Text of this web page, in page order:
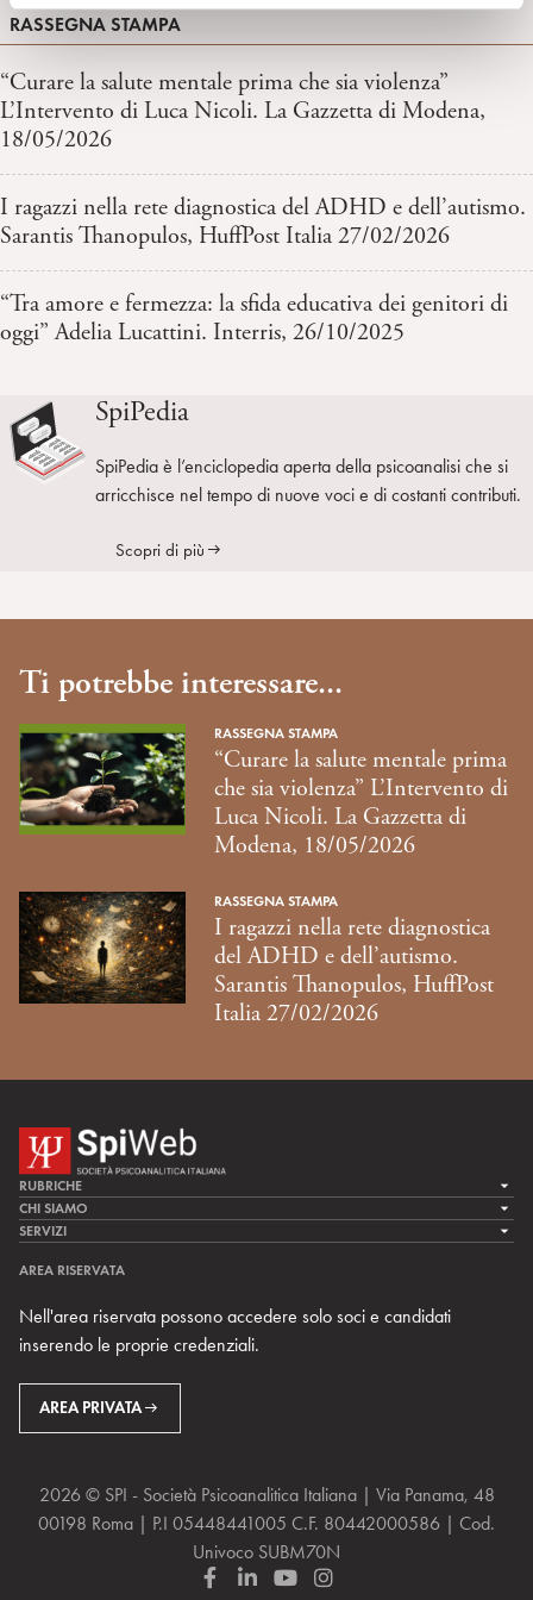
RASSEGNA STAMPA
“Curare la salute mentale prima che sia violenza”
L’Intervento di Luca Nicoli. La Gazzetta di Modena,
18/05/2026
I ragazzi nella rete diagnostica del ADHD e dell’autismo.
Sarantis Thanopulos, HuffPost Italia 27/02/2026
“Tra amore e fermezza: la sfida educativa dei genitori di
oggi” Adelia Lucattini. Interris, 26/10/2025
SpiPedia
SpiPedia è l’enciclopedia aperta della psicoanalisi che si
arricchisce nel tempo di nuove voci e di costanti contributi.
Scopri di più
Ti potrebbe interessare...
RASSEGNA STAMPA
“Curare la salute mentale prima
che sia violenza” L’Intervento di
Luca Nicoli. La Gazzetta di
Modena, 18/05/2026
RASSEGNA STAMPA
I ragazzi nella rete diagnostica
del ADHD e dell’autismo.
Sarantis Thanopulos, HuffPost
Italia 27/02/2026
RUBRICHE
LA CURA
LA RICERCA
MULTIMEDIA
CHI SIAMO
LA SPI
TEAM DI SPIWEB
CONTATTI
RIVISTE
SERVIZI
ARCHIVIO STORICO
AREA RISERVATA
Nell'area riservata possono accedere solo soci e candidati
inserendo le proprie credenziali.
AREA PRIVATA
2026 © SPI - Società Psicoanalitica Italiana | Via Panama, 48
00198 Roma | P.I 05448441005 C.F. 80442000586 | Cod.
Univoco SUBM70N
F L Y I